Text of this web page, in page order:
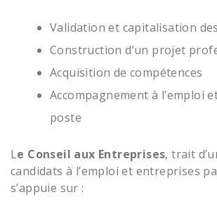
Validation et capitalisation
Construction d’un projet
Acquisition de compétences
Accompagnement à l’emploi
poste
Le Conseil aux Entreprises, trait
candidats à l’emploi et entreprises
s’appuie sur :